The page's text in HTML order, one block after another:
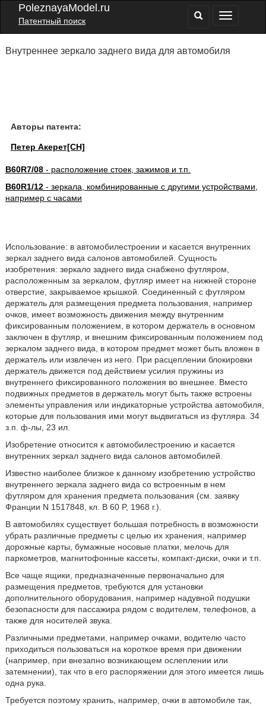
PoleznayaModel.ru
Патентный поиск
Внутреннее зеркало заднего вида для автомобиля
Авторы патента:
Петер Акерет[CH]
B60R7/08- расположение стоек, зажимов и т.п.
B60R1/12- зеркала, комбинированные с другими устройствами,
например с часами
Использование: в автомобилестроении и касается внутренних
зеркал заднего вида салонов автомобилей. Сущность
изобретения: зеркало заднего вида снабжено футляром,
расположенным за зеркалом, футляр имеет на нижней стороне
отверстие, закрываемое крышкой. Соединенный с футляром
держатель для размещения предмета пользования, например
очков, имеет возможность движения между внутренним
фиксированным положением, в котором держатель в основном
заключен в футляр, и внешним фиксированным положением под
зеркалом заднего вида, в котором предмет может быть вложен в
держатель или извлечен из него. При расцеплении блокировки
держатель движется под действием усилия пружины из
внутреннего фиксированного положения во внешнее. Вместо
подвижных предметов в держатель могут быть также встроены
элементы управления или индикаторные устройства автомобиля,
которые для пользования ими могут выдвигаться из футляра. 34
з.п. ф-лы, 23 ил.
Изобретение относится к автомобилестроению и касается
внутренних зеркал заднего вида салонов автомобилей.
Известно наиболее близкое к данному изобретению устройство
внутреннего зеркала заднего вида со встроенным в нем
футляром для хранения предмета пользования (см. заявку
Франции N 1517848, кл. B 60 P, 1968 г.).
В автомобилях существует большая потребность в возможности
убрать различные предметы с целью их хранения, например
дорожные карты, бумажные носовые платки, мелочь для
паркометров, магнитофонные кассеты, компакт-диски, очки и т.п.
Все чаще ящики, предназначенные первоначально для
размещения предметов, требуются для установки
дополнительного оборудования, например надувной подушки
безопасности для пассажира рядом с водителем, телефонов, а
также для носителей звука.
Различными предметами, например очками, водителю часто
приходиться пользоваться на короткое время при движении
(например, при внезапно возникающем ослеплении или
затемнении), так что в его распоряжении для этого имеется лишь
одна рука.
Требуется поэтому хранить, например, очки в автомобиле так,